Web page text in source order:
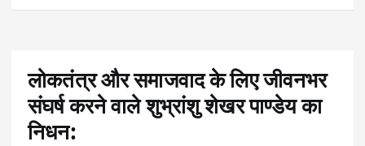
लोकतंत्र और समाजवाद के लिए जीवनभर
संघर्ष करने वाले शुभ्रांशु शेखर पाण्डेय का
निधन: